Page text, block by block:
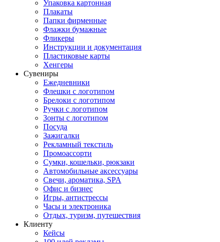
Упаковка картонная
Плакаты
Папки фирменные
Флажки бумажные
Фликеры
Инструкции и документация
Пластиковые карты
Хенгеры
Сувениры
Ежедневники
Флешки с логотипом
Брелоки с логотипом
Ручки с логотипом
Зонты с логотипом
Посуда
Зажигалки
Рекламный текстиль
Промоассорти
Сумки, кошельки, рюкзаки
Автомобильные аксессуары
Свечи, ароматика, SPA
Офис и бизнес
Игры, антистрессы
Часы и электроника
Отдых, туризм, путешествия
Клиенту
Кейсы